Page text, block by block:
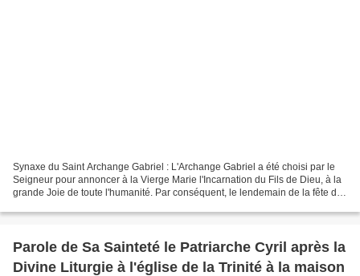
Synaxe du Saint Archange Gabriel : L'Archange Gabriel a été choisi par le
Seigneur pour annoncer à la Vierge Marie l'Incarnation du Fils de Dieu, à la
grande Joie de toute l'humanité. Par conséquent, le lendemain de la fête de
Parole de Sa Sainteté le Patriarche Cyril après la
Divine Liturgie à l'église de la Trinité à la maison